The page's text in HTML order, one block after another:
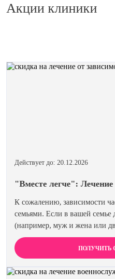
Акции клиники
Действует до: 20.12.2026
"Вместе легче": Лечение
К сожалению, зависимости
семьями. Если в вашей
(например, муж и жена или
специальную цену на
член семьи получает скидку
эффективнее и выгоднее.
ПОЛУЧИТЬ